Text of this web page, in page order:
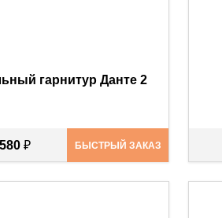
гарнитур Данте 2
₽ БЫСТРЫЙ ЗАКАЗ